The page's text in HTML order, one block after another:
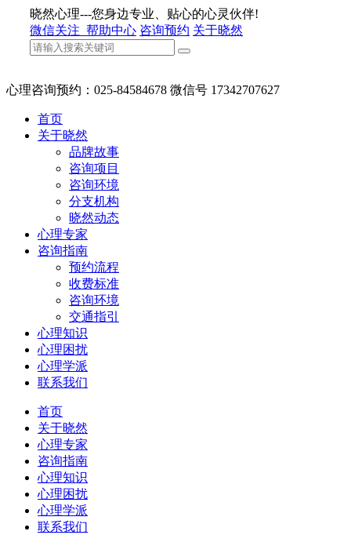
晓然心理---您身边专业、贴心的心灵伙伴!
微信关注 帮助中心 咨询预约 关于晓然
心理咨询预约：025-84584678 微信号 17342707627
首页
关于晓然
品牌故事
咨询项目
咨询环境
分支机构
晓然动态
心理专家
咨询指南
预约流程
收费标准
咨询环境
交通指引
心理知识
心理困扰
心理学派
联系我们
首页
关于晓然
心理专家
咨询指南
心理知识
心理困扰
心理学派
联系我们